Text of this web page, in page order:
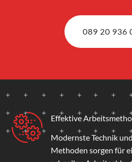
089 20 936
Effektive
Modernste Technik
Methoden sorgen für